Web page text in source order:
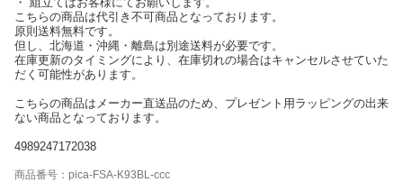
こちらの商品は代引き不可商品となっております。
原則送料無料です。
但し、北海道・沖縄・離島は別途送料が必要です。
在庫更新のタイミングにより、在庫切れの場合はキャンセルさせていた
だく可能性があります。
こちらの商品はメーカー直送品のため、プレゼント用ラッピングの出来
ない商品となっております。
4989247172038
商品番号：pica-FSA-K93BL-ccc